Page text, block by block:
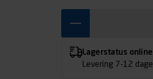
Lagerstatus online
Levering 7-12 dage